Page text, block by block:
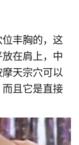
丰胸的，这
在肩上，中
天宗穴可以
且它是直接